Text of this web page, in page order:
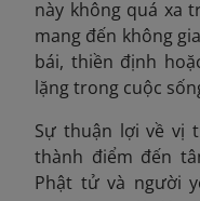
này không quá xa
mang đến không
bái, thiền định
lặng trong cuộc
Sự thuận lợi về vị
thành điểm đến
Phật tử và người